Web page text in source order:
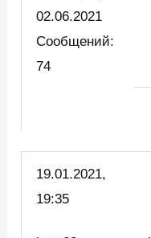
02.06.2021
Сообщений:
74
19.01.2021,
19:35